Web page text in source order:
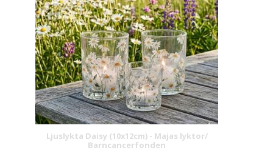
Ljuslykta Daisy (10x12cm) - Majas lyktor/
Barncancerfonden